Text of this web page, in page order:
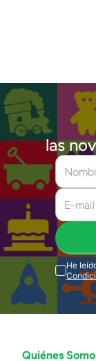
las
He
Quiénes